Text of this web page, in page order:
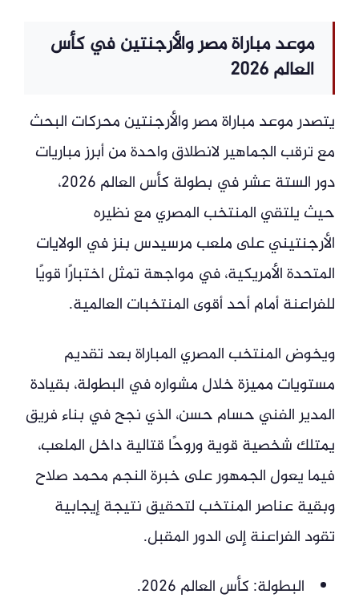
موعد مباراة مصر والأرجنتين في كأس
العالم 2026
يتصدر موعد مباراة مصر والأرجنتين محركات البحث
مع ترقب الجماهير لانطلاق واحدة من أبرز مباريات
دور الستة عشر في بطولة كأس العالم 2026،
حيث يلتقي المنتخب المصري مع نظيره
الأرجنتيني على ملعب مرسيدس بنز في الولايات
المتحدة الأمريكية، في مواجهة تمثل اختبارًا قويًا
للفراعنة أمام أحد أقوى المنتخبات العالمية.
ويخوض المنتخب المصري المباراة بعد تقديم
مستويات مميزة خلال مشواره في البطولة، بقيادة
المدير الفني حسام حسن، الذي نجح في بناء فريق
يمتلك شخصية قوية وروحًا قتالية داخل الملعب،
فيما يعول الجمهور على خبرة النجم محمد صلاح
وبقية عناصر المنتخب لتحقيق نتيجة إيجابية
تقود الفراعنة إلى الدور المقبل.
البطولة: كأس العالم 2026.